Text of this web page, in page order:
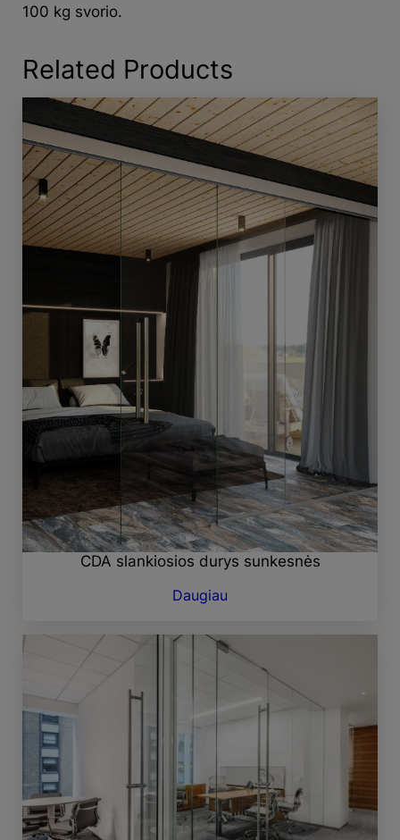
100 kg svorio.
Related Products
CDA slankiosios durys sunkesnės
Daugiau